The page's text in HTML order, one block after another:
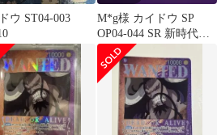
ウ ST04-003
M*g様 カイドウ SP
OP04-044 SR 新時代の
主役 和柄